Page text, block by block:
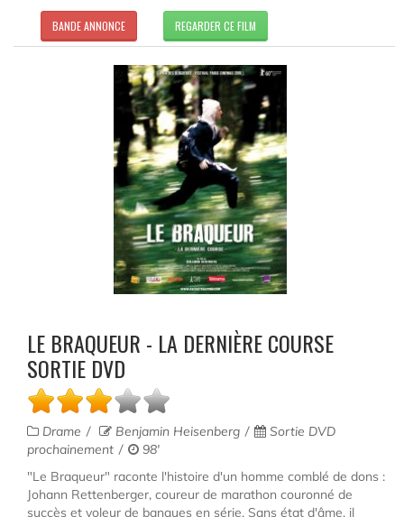
BANDE ANNONCE REGARDER CE FILM
LE BRAQUEUR - LA DERNIÈRE COURSE
SORTIE DVD
Drame Benjamin Heisenberg
Sortie DVD
prochainement
98'
"Le Braqueur" raconte l'histoire d'un homme comblé de dons :
Johann Rettenberger, coureur de marathon couronné de
succès et voleur de banques en série. Sans état d'âme, il